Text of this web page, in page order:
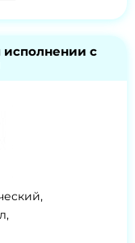
исполнении с